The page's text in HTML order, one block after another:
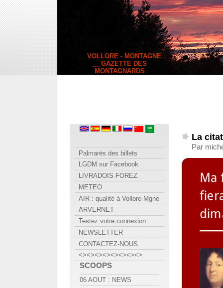
__ VOLLORE - MONTAGNE
__ GAZETTE DES
MONTAGNARDS
La
Par
Palmarès des billets
LGDM sur Facebook
LIVRADOIS-FOREZ
METEO
AIR : qualité à Vollore-Mgne
ARVERNET
Testez votre connexion
NEWSLETTER
CONTACTEZ-NOUS
<><><><><><><><>
SCOOPS
06 AOUT : NEWS